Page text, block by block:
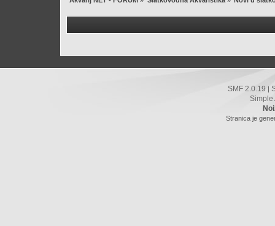
SMF 2.0.19 |
Simple
Stranica je